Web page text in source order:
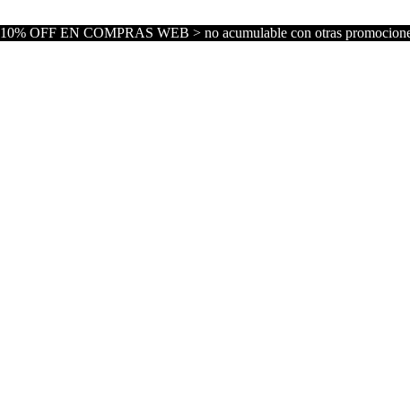
10% OFF EN COMPRAS WEB > no acumulable con otras